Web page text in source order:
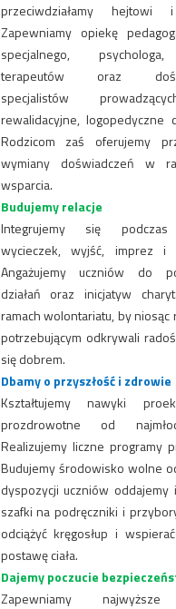
przeciwdziałamy hejtowi
Zapewniamy opiekę
specjalnego,
terapeutów oraz
specjalistów
rewalidacyjne, logopedyczne
Rodzicom zaś oferujemy
wymiany doświadczeń w
wsparcia.
Budujemy relacje
Integrujemy się podczas
wycieczek, wyjść, imprez i
Angażujemy uczniów do
działań oraz inicjatyw
ramach wolontariatu, by niosąc
potrzebującym odkrywali
się dobrem.
Dbamy o przyszłość i zdrowie
Kształtujemy nawyki
prozdrowotne od
Realizujemy liczne programy
Budujemy środowisko wolne
dyspozycji uczniów oddajemy
szafki na podręczniki i
odciążyć kręgosłup i
postawę ciała.
Dajemy poczucie
Zapewniamy